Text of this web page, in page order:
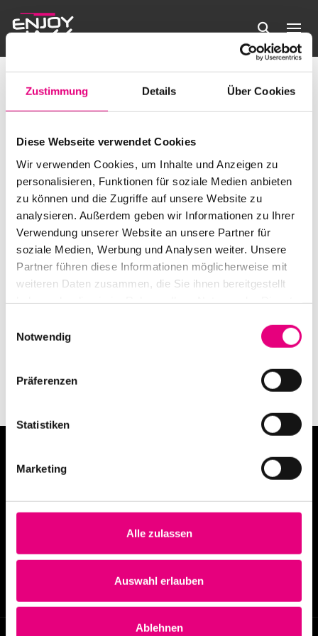
Zustimmung Details Über Cookies
Diese Webseite verwendet Cookies
Wir verwenden Cookies, um Inhalte und Anzeigen zu
personalisieren, Funktionen für soziale Medien anbieten
zu können und die Zugriffe auf unsere Website zu
analysieren. Außerdem geben wir Informationen zu Ihrer
Verwendung unserer Website an unsere Partner für
soziale Medien, Werbung und Analysen weiter. Unsere
Partner führen diese Informationen möglicherweise mit
weiteren Daten zusammen, die Sie ihnen bereitgestellt
Notwendig
Präferenzen
Statistiken
Marketing
Alle zulassen
Auswahl erlauben
Ablehnen
Veranstaltungen
Suche
und
Suche
Filter
Anstehende
Datum
wählen.
VorherigeVeranstaltungen Heute
Nächste
Kalender abonnieren